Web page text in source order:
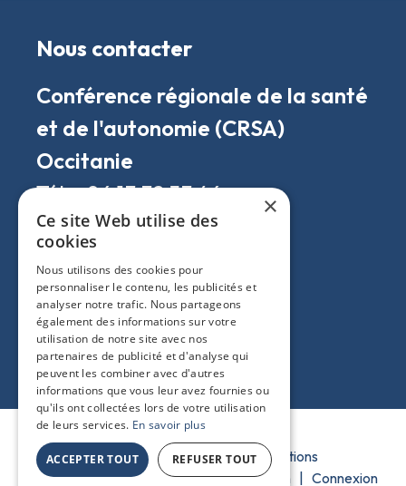
Nous contacter
Conférence régionale de la santé
et de l'autonomie (CRSA)
Occitanie
Tél. : 06 13 32 53 46
E-mail :missions@crsa-
occitanie.fr
LinkedIn
CRSA Occitanie © 2026| Mentions
Légales|Accessibilité et écoconception| Connexion
×
Ce site Web utilise des
cookies
Nous utilisons des cookies pour
personnaliser le contenu, les publicités et
analyser notre trafic. Nous partageons
également des informations sur votre
utilisation de notre site avec nos
partenaires de publicité et d'analyse qui
peuvent les combiner avec d'autres
informations que vous leur avez fournies ou
qu'ils ont collectées lors de votre utilisation
de leurs services. En savoir plus
ACCEPTER TOUT REFUSER TOUT